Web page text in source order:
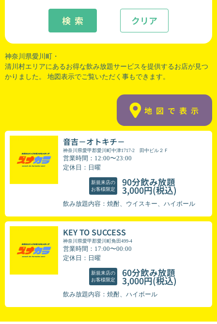
クリア
検 索
神奈川県愛川町・
清川村エリアにあるお得な飲み放題サービスを提供するお店が見つ
かりました。 地図表示でご覧いただく事もできます。
地図で表示
音吉－オトキチ－
神奈川県愛甲郡愛川町中津1717-2 田中ビル２Ｆ
営業時間：12:00〜23:00
定休日：日曜
新規来店の
お客様限定
90分飲み放題
3,000円(税込)
飲み放題内容：焼酎、ウイスキー、ハイボール
KEY TO SUCCESS
神奈川県愛甲郡愛川町角田499-4
営業時間：17:00〜00:00
定休日：日曜
新規来店の
お客様限定
60分飲み放題
3,000円(税込)
飲み放題内容：焼酎、ハイボール